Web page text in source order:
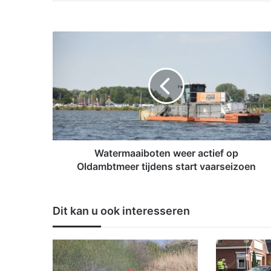
r
m
a
a
i
w
e
e
r
a
Watermaaiboten weer actief op
Oldambtmeer tijdens start vaarseizoen
Dit kan u ook interesseren